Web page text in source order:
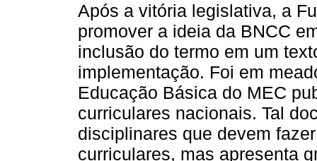
Após a vitória legislativa, a
promover a ideia da BNCC
inclusão do termo em um
implementação. Foi em
Educação Básica do MEC
curriculares nacionais. Tal
disciplinares que devem
curriculares, mas apresenta